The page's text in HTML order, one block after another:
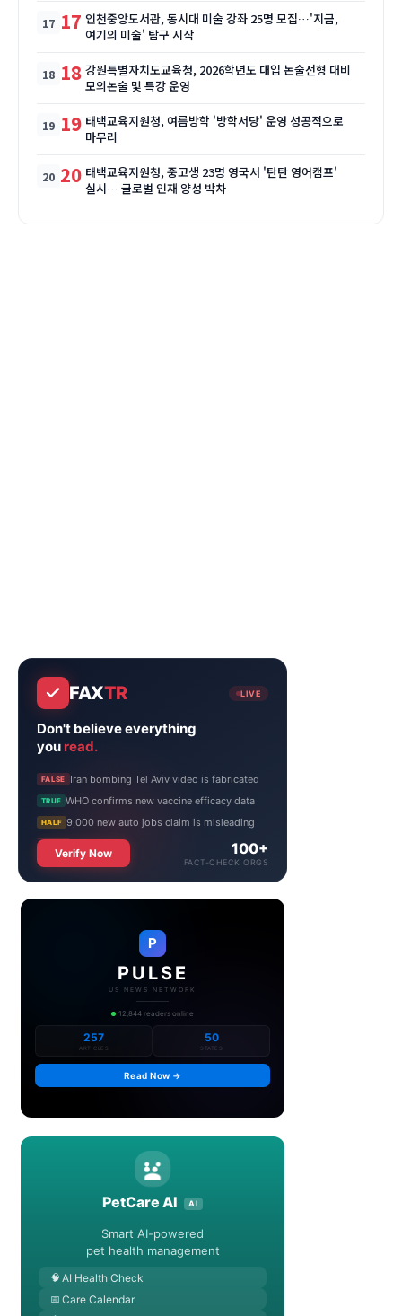
17 인천중앙도서관, 동시대 미술 강좌 25명 모집…'지금,
여기의 미술' 탐구 시작
18 강원특별자치도교육청, 2026학년도 대입 논술전형 대비
모의논술 및 특강 운영
19 태백교육지원청, 여름방학 '방학서당' 운영 성공적으로
마무리
20 태백교육지원청, 중고생 23명 영국서 '탄탄 영어캠프'
실시… 글로벌 인재 양성 박차